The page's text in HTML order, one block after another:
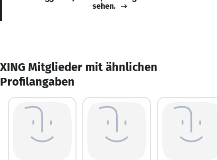
sehen.
XING Mitglieder mit ähnlichen
Profilangaben